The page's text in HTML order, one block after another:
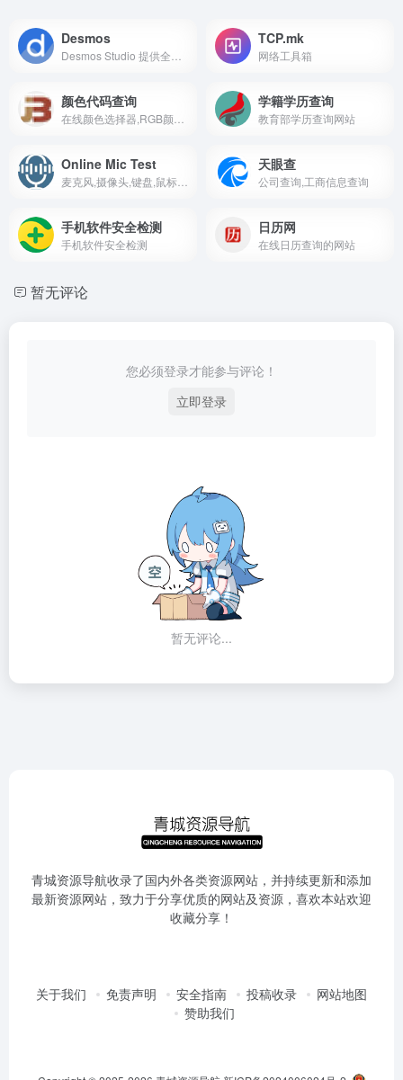
Desmos TCP.mk
网络工具箱
颜色代码查询 学籍学历查询
教育部学历查询网站
Online Mic Test 天眼查
公司查询,工商信息查询
手机软件安全检测
手机软件安全检测
日历网
在线日历查询的网站
暂无评论
您必须登录才能参与评论！
立即登录
暂无评论...
青城资源导航收录了国内外各类资源网站，并持续更新和添加
最新资源网站，致力于分享优质的网站及资源，喜欢本站欢迎
收藏分享！
关于我们 免责声明 安全指南 投稿收录
网站地图
赞助我们